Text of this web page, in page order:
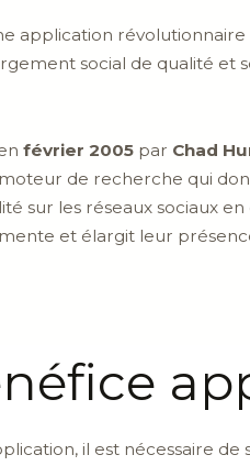
application
social de qualité
février 2005 par Chad
de recherche qui
sur les réseaux sociaux
et élargit leur
il est nécessaire